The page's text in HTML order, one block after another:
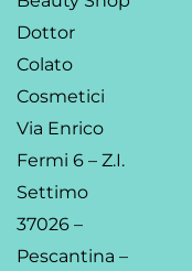
Dottor
Colato
Cosmetici
Via Enrico
Fermi 6 – Z.I.
Settimo
37026 –
Pescantina –